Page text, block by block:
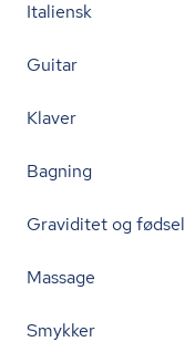
Italiensk
Guitar
Klaver
Bagning
Graviditet og fødsel
Massage
Smykker